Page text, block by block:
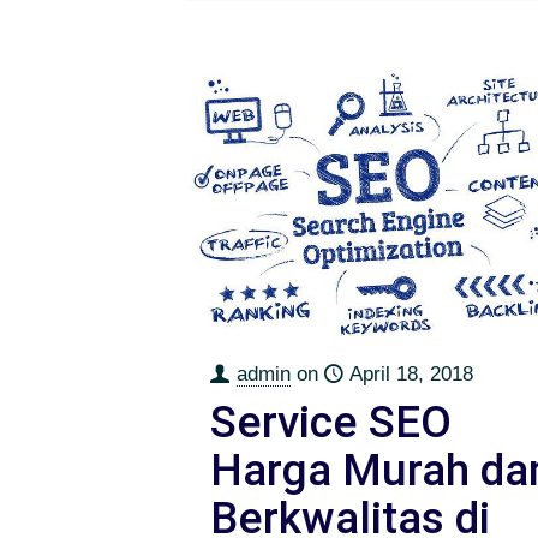
admin on April 18, 2018
Service SEO
Harga Murah
Berkwalitas di